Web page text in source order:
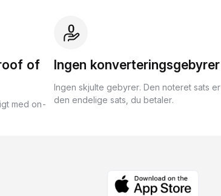
of
med on-
Ingen konverteringsgebyrer
Ingen skjulte gebyrer. Den noteret sats er
den endelige sats, du betaler.